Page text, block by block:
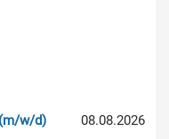
08.08.2026
w/d)